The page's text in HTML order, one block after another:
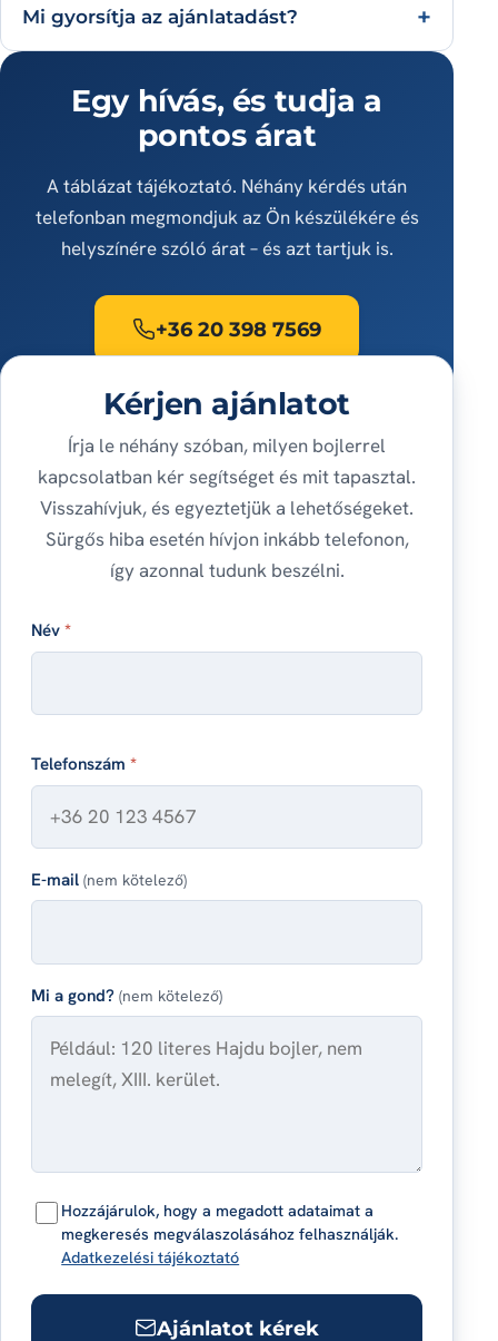
Mi gyorsítja az ajánlatadást?
Egy hívás, és tudja a
pontos árat
A táblázat tájékoztató. Néhány kérdés után
telefonban megmondjuk az Ön készülékére és
helyszínére szóló árat – és azt tartjuk is.
+36 20 398 7569
Kérjen ajánlatot
Írja le néhány szóban, milyen bojlerrel
kapcsolatban kér segítséget és mit tapasztal.
Visszahívjuk, és egyeztetjük a lehetőségeket.
Sürgős hiba esetén hívjon inkább telefonon,
így azonnal tudunk beszélni.
Név*
Telefonszám*
E-mail(nem kötelező)
Mi a gond?(nem kötelező)
Hozzájárulok, hogy a megadott adataimat a
megkeresés megválaszolásához felhasználják.
Adatkezelési tájékoztató
Ajánlatot kérek